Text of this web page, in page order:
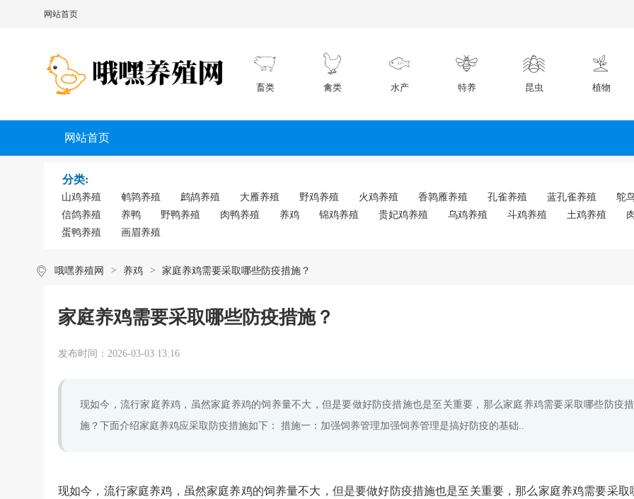
网站首页
畜类 禽类 水产 特养 昆虫 植物
网站首页
分类:
山鸡养殖 鹌鹑养殖 鹧鸪养殖 大雁养殖 野鸡养殖 火鸡养殖 香鹑雁养殖 孔雀养殖 蓝孔雀养殖
鸵
信鸽养殖
养鸭 野鸭养殖 肉鸭养殖 养鸡 锦鸡养殖 贵妃鸡养殖 乌鸡养殖 斗鸡养殖 土鸡养殖
蛋鸭养殖
画眉养殖
哦嘿养殖网 > 养鸡 > 家庭养鸡需要采取哪些防疫措施？
家庭养鸡需要采取哪些防疫措施？
发布时间： 2026-03-03 13:16
现如今，流行家庭养鸡，虽然家庭养鸡的饲养量不大，但是要做好防疫措施也是至关重要，那么家庭养鸡需要采取哪些防疫措
施？下面介绍家庭养鸡应采取防疫措施如下： 措施一：加强饲养管理加强饲养管理是搞好防疫的基础..
现如今，流行家庭养鸡，虽然家庭养鸡的饲养量不大，但是要做好防疫措施也是至关重要，那么家庭养鸡需要采取